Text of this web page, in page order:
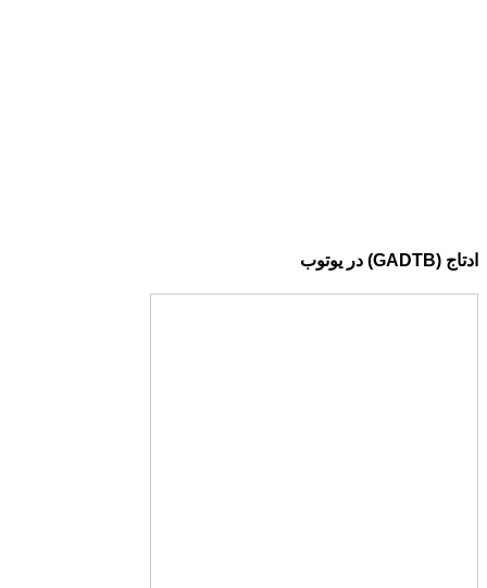
ادتاج (GADTB) در یوتوب